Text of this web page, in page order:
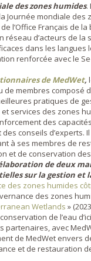
des zones humides.
Journée mondiale des
l’Office Français de la
réseau d’acteurs de
dans les
renforcée avec le
de MedWet,
de membres
pratiques de
services des zones
des
conseils d’experts.
à ses membres de
et de conservation
de deux
sur la gestion et
des zones humides
des zones
Wetlands »
de l’eau
avec
de MedWet envers
et de restauration